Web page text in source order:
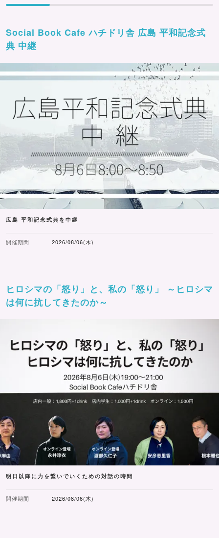
Social Book Cafe ハチドリ舎 広島 平和記念式
典 中継
広島 平和記念式典を中継
開催期間 2026/08/06(木)
ヒロシマの「怒り」と、私の「怒り」 ～ヒロシマ
は何に抗してきたのか～
明日以降に力を繋いでいくための対話の時間
開催期間 2026/08/06(木)